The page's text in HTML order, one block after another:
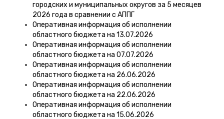
городских и муниципальных округов за 5 месяцев
2026 года в сравнении с АППГ
Оперативная информация об исполнении
областного бюджета на 13.07.2026
Оперативная информация об исполнении
областного бюджета на 07.07.2026
Оперативная информация об исполнении
областного бюджета на 26.06.2026
Оперативная информация об исполнении
областного бюджета на 22.06.2026
Оперативная информация об исполнении
областного бюджета на 15.06.2026